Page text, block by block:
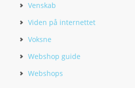
Venskab
Viden på internettet
Voksne
Webshop guide
Webshops